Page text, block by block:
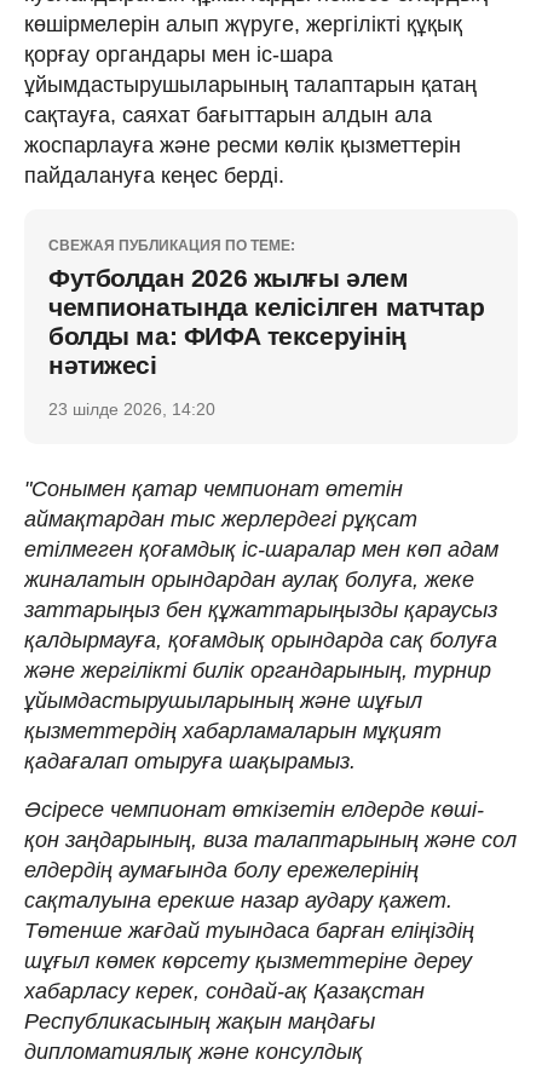
көшірмелерін алып жүруге, жергілікті құқық
қорғау органдары мен іс-шара
ұйымдастырушыларының талаптарын қатаң
сақтауға, саяхат бағыттарын алдын ала
жоспарлауға және ресми көлік қызметтерін
пайдалануға кеңес берді.
СВЕЖАЯ ПУБЛИКАЦИЯ ПО ТЕМЕ:
Футболдан 2026 жылғы әлем
чемпионатында келісілген матчтар
болды ма: ФИФА тексеруінің
нәтижесі
23 шілде 2026, 14:20
"Сонымен қатар чемпионат өтетін
аймақтардан тыс жерлердегі рұқсат
етілмеген қоғамдық іс-шаралар мен көп адам
жиналатын орындардан аулақ болуға, жеке
заттарыңыз бен құжаттарыңызды қараусыз
қалдырмауға, қоғамдық орындарда сақ болуға
және жергілікті билік органдарының, турнир
ұйымдастырушыларының және шұғыл
қызметтердің хабарламаларын мұқият
қадағалап отыруға шақырамыз.
Әсіресе чемпионат өткізетін елдерде көші-
қон заңдарының, виза талаптарының және сол
елдердің аумағында болу ережелерінің
сақталуына ерекше назар аудару қажет.
Төтенше жағдай туындаса барған еліңіздің
шұғыл көмек көрсету қызметтеріне дереу
хабарласу керек, сондай-ақ Қазақстан
Республикасының жақын маңдағы
дипломатиялық және консулдық